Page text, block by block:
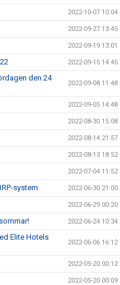
2022-10-07 10:04
2022-09-27 13:45
2022-09-19 13:01
2022-09-15 14:45
den 24
2022-09-08 11:48
2022-09-05 14:48
2022-08-30 15:08
2022-08-14 21:57
2022-08-13 18:52
2022-07-04 11:52
system 2022-06-30 21:00
2022-06-29 00:20
2022-06-24 10:34
Elite Hotels
2022-06-06 16:12
2022-05-20 00:12
2022-05-20 00:09